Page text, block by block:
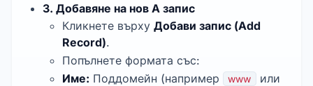
3. Добавяне на нов A запис
Кликнете върху Добави запис (Add
Record).
Попълнете формата със:
Име: Поддомейн (например www
или